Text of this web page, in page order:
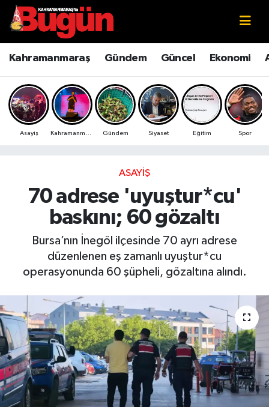
Kahramanmaraş Gündem Güncel Ekonomi
Asayiş Gündem Siyaset Eğitim Spor
ASAYIŞ
70 adrese 'uyuştur*cu'
baskını; 60 gözaltı
Bursa’nın İnegöl ilçesinde 70 ayrı adrese
düzenlenen eş zamanlı uyuştur*cu
operasyonunda 60 şüpheli, gözaltına alındı.
Kahramanmaraş
Kahramanmaraş Sokak Röportajları
Bilim ve Teknoloji
Çevre
Ekonomi
Güncel
Kültür Sanat
Magazin
Manşet Altı
Kahramanmaraş Nöbetçi Eczaneler
Kahramanmaraş Hava Durumu
Kahramanmaraş Namaz Vakitleri
Kahramanmaraş Trafik Yoğunluk Haritası
Süper Lig Puan Durumu ve Fikstür
Tüm Manşetler
Son Dakika Haberleri
Haber Arşivi